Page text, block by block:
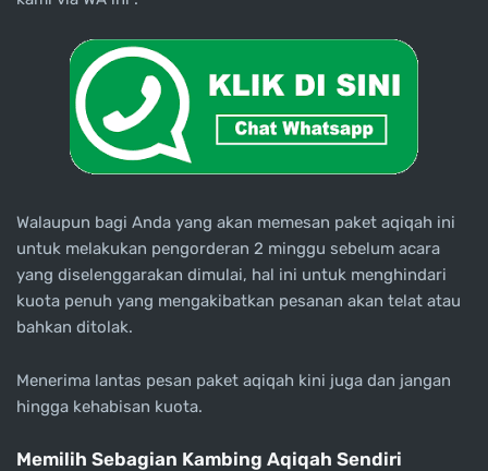
Walaupun bagi Anda yang akan memesan paket aqiqah ini
untuk melakukan pengorderan 2 minggu sebelum acara
yang diselenggarakan dimulai, hal ini untuk menghindari
kuota penuh yang mengakibatkan pesanan akan telat atau
bahkan ditolak.
Menerima lantas pesan paket aqiqah kini juga dan jangan
hingga kehabisan kuota.
Memilih Sebagian Kambing Aqiqah Sendiri